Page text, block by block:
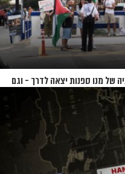
של מנו ספנות יצאה לדרך - וגם